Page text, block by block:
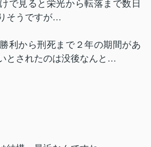
で見ると栄光から転落まで数日
そうですが…
利から刑死まで２年の期間があ
とされたのは没後なんと…